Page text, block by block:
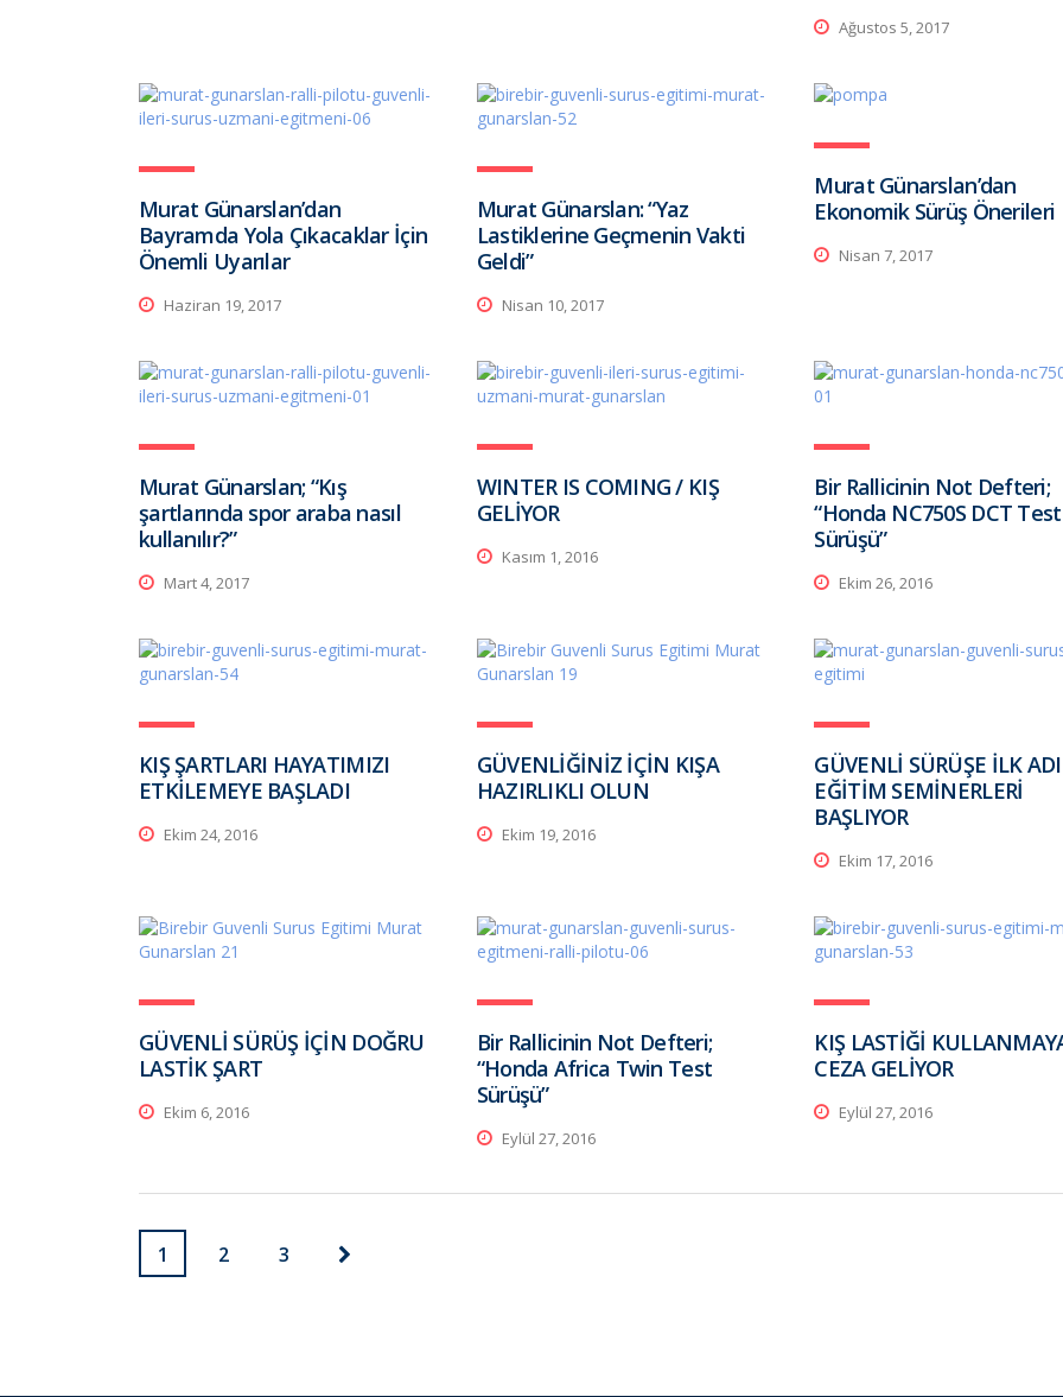
Ağustos 5, 2017
Murat Günarslan’dan
Bayramda Yola Çıkacaklar İçin
Önemli Uyarılar
Haziran 19, 2017
Murat Günarslan: “Yaz
Lastiklerine Geçmenin Vakti
Geldi”
Nisan 10, 2017
Murat Günarslan’dan
Ekonomik Sürüş Önerileri
Nisan 7, 2017
Murat Günarslan; “Kış
şartlarında spor araba nasıl
kullanılır?”
Mart 4, 2017
WINTER IS COMING / KIŞ
GELİYOR
Kasım 1, 2016
Bir Rallicinin Not Defteri;
“Honda NC750S DCT Test
Sürüşü”
Ekim 26, 2016
KIŞ ŞARTLARI HAYATIMIZI
ETKİLEMEYE BAŞLADI
Ekim 24, 2016
GÜVENLİĞİNİZ İÇİN KIŞA
HAZIRLIKLI OLUN
Ekim 19, 2016
GÜVENLİ SÜRÜŞE İLK
EĞİTİM SEMİNERLERİ
BAŞLIYOR
Ekim 17, 2016
GÜVENLİ SÜRÜŞ İÇİN DOĞRU
LASTİK ŞART
Ekim 6, 2016
Bir Rallicinin Not Defteri;
“Honda Africa Twin Test
Sürüşü”
Eylül 27, 2016
KIŞ LASTİĞİ
CEZA GELİYOR
Eylül 27, 2016
1 2 3